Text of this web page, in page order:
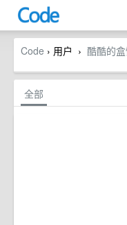
Code › 用户 › 酷酷的
全部